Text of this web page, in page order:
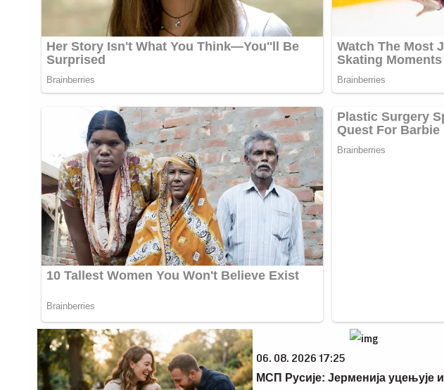
06. 08. 2026 17:25
МСП Русије: Јерменија уцењује и